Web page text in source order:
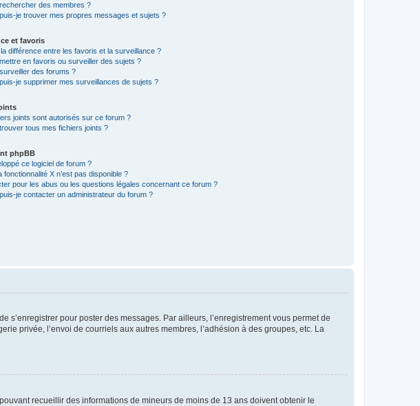
des membres ?
je trouver mes propres messages et sujets ?
et favoris
différence entre les favoris et la surveillance ?
en favoris ou surveiller des sujets ?
des forums ?
je supprimer mes surveillances de sujets ?
joints sont autorisés sur ce forum ?
tous mes fichiers joints ?
phpBB
ce logiciel de forum ?
fonctionnalité X n’est pas disponible ?
pour les abus ou les questions légales concernant ce forum ?
je contacter un administrateur du forum ?
s’enregistrer pour poster des messages. Par ailleurs, l’enregistrement vous permet de
privée, l’envoi de courriels aux autres membres, l’adhésion à des groupes, etc. La
recueillir des informations de mineurs de moins de 13 ans doivent obtenir le